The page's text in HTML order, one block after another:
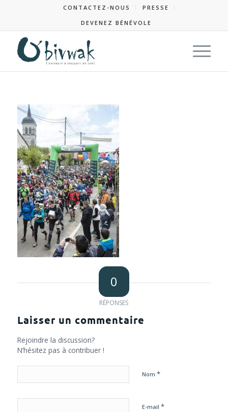
CONTACTEZ-NOUS
PRESSE
DEVENEZ BÉNÉVOLE
0
RÉPONSES
Laisser un commentaire
Rejoindre la discussion?
N’hésitez pas à contribuer !
Nom *
E-mail *